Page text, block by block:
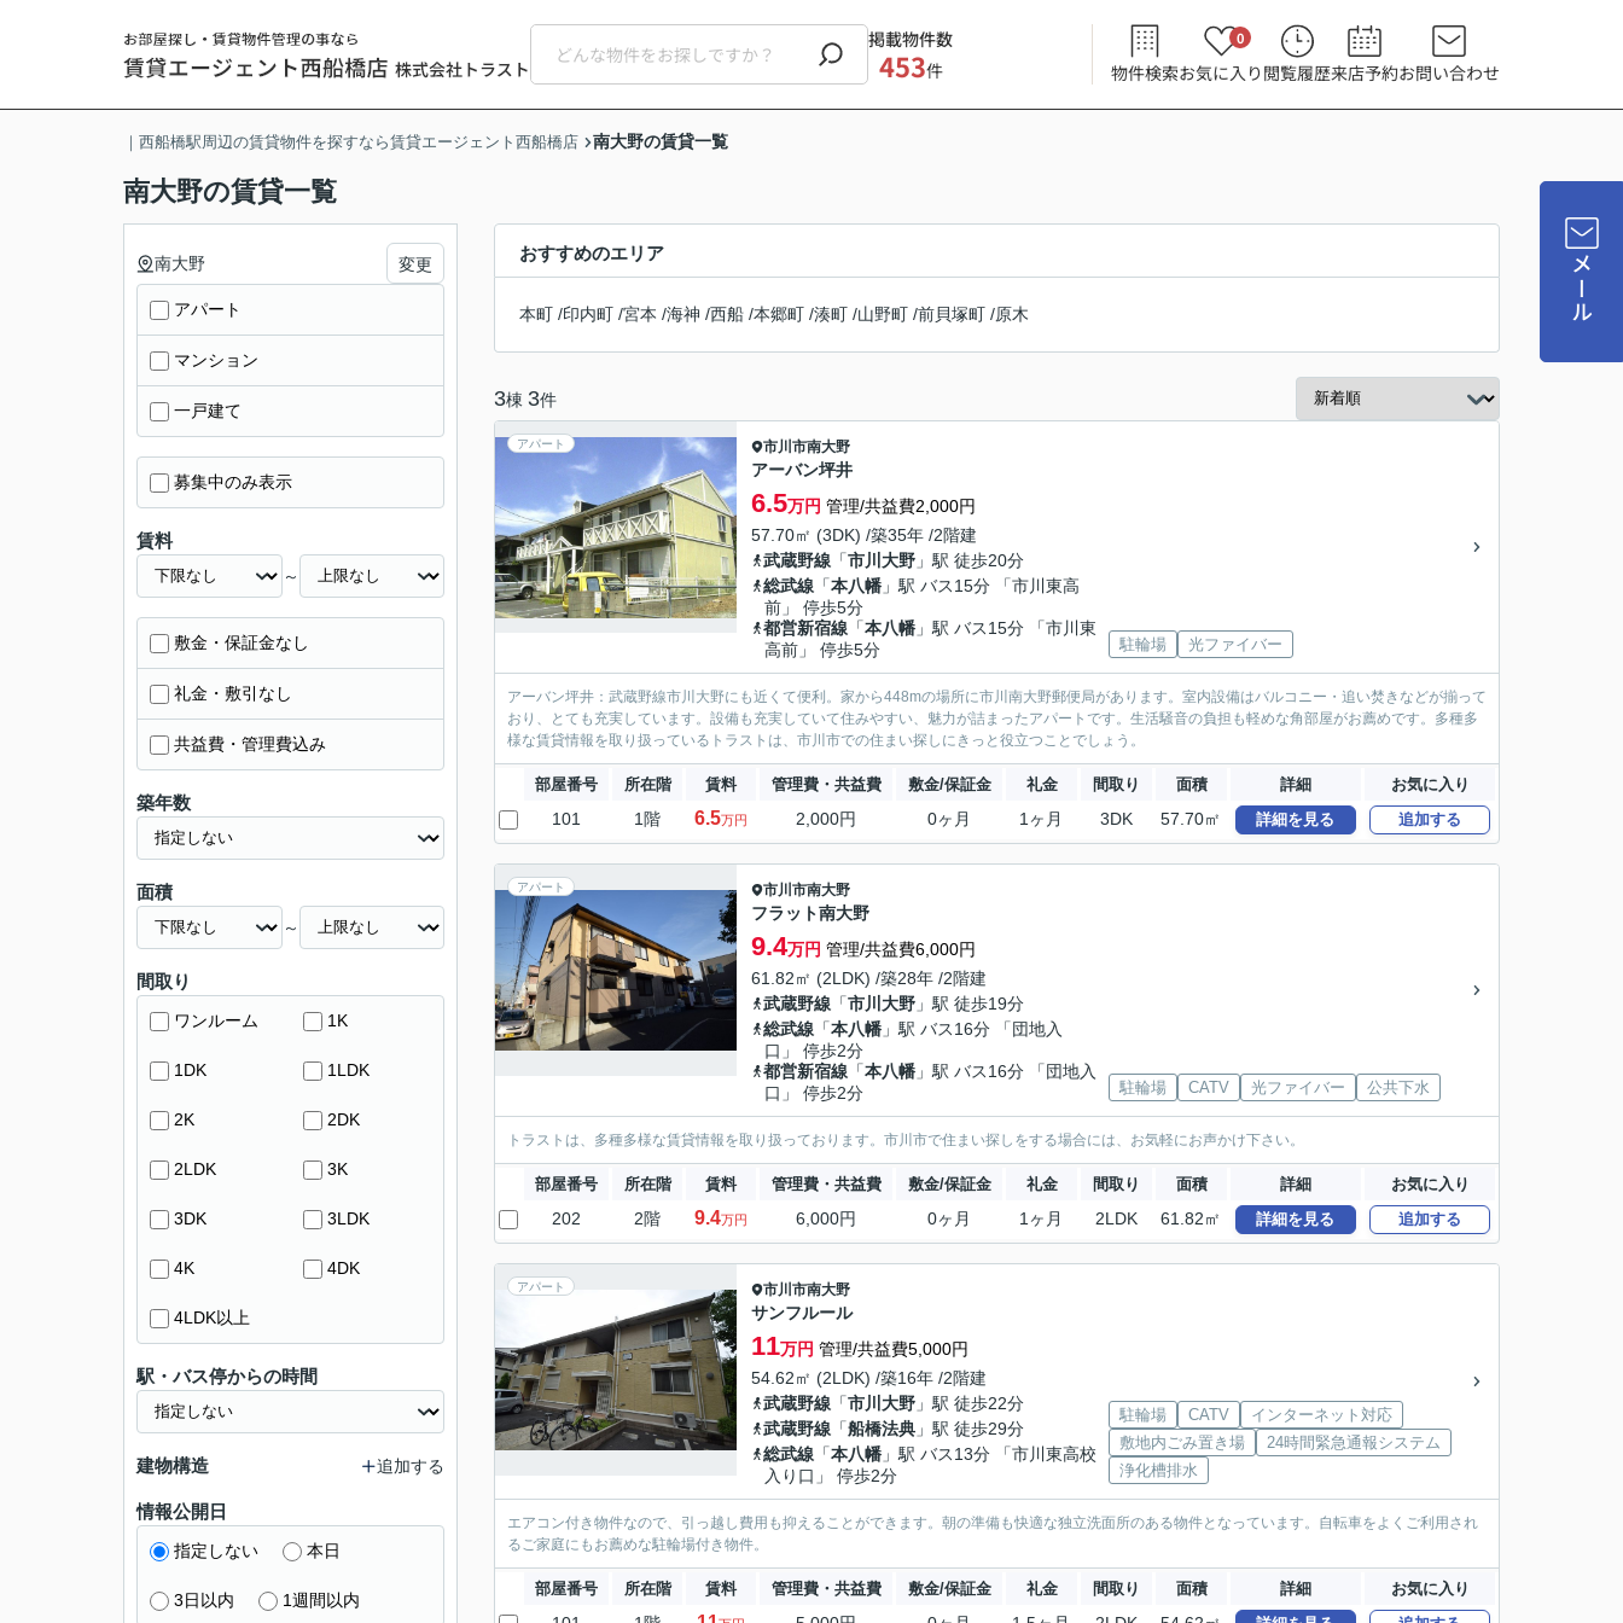
掲載物件数
453件 物件検索お気に入り
0
閲覧履歴来店予約お問い合わせ
メール
｜西船橋駅周辺の賃貸物件を探すなら賃貸エージェント西船橋店 南大野の賃貸一覧
南大野の賃貸一覧
おすすめのエリア
本町 /印内町 /宮本 /海神 /西船 /本郷町 /湊町 /山野町 /前貝塚町 /原木
3棟 3件
アパート 市川市南大野
アーバン坪井
6.5万円 管理/共益費2,000円
57.70㎡ (3DK) /築35年 /2階建
武蔵野線 「市川大野 」駅 徒歩20分
総武線 「本八幡 」駅 バス15分 「市川東高
前」 停歩5分
都営新宿線 「本八幡 」駅 バス15分 「市川東
高前」 停歩5分
駐輪場 光ファイバー
アーバン坪井：武蔵野線市川大野にも近くて便利。家から448mの場所に市川南大野郵便局があります。室内設備はバルコニー・追い焚きなどが揃って
おり、とても充実しています。設備も充実していて住みやすい、魅力が詰まったアパートです。生活騒音の負担も軽めな角部屋がお薦めです。多種多
様な賃貸情報を取り扱っているトラストは、市川市での住まい探しにきっと役立つことでしょう。
部屋番号 所在階 賃料 管理費・共益費 敷金/保証金 礼金 間取り 面積 詳細 お気に入り
101 1階 6.5万円 2,000円 0ヶ月 1ヶ月 3DK 57.70㎡ 詳細を見る 追加する
アパート 市川市南大野
フラット南大野
9.4万円 管理/共益費6,000円
61.82㎡ (2LDK) /築28年 /2階建
武蔵野線 「市川大野 」駅 徒歩19分
総武線 「本八幡 」駅 バス16分 「団地入
口」 停歩2分
都営新宿線 「本八幡 」駅 バス16分 「団地入
口」 停歩2分
駐輪場 CATV 光ファイバー 公共下水
トラストは、多種多様な賃貸情報を取り扱っております。市川市で住まい探しをする場合には、お気軽にお声かけ下さい。
部屋番号 所在階 賃料 管理費・共益費 敷金/保証金 礼金 間取り 面積 詳細 お気に入り
202 2階 9.4万円 6,000円 0ヶ月 1ヶ月 2LDK 61.82㎡ 詳細を見る 追加する
アパート 市川市南大野
サンフルール
11万円 管理/共益費5,000円
54.62㎡ (2LDK) /築16年 /2階建
武蔵野線 「市川大野 」駅 徒歩22分
武蔵野線 「船橋法典 」駅 徒歩29分
総武線 「本八幡 」駅 バス13分 「市川東高校
入り口」 停歩2分
駐輪場 CATV
インターネット対応
敷地内ごみ置き場
24時間緊急通報システム
浄化槽排水
エアコン付き物件なので、引っ越し費用も抑えることができます。朝の準備も快適な独立洗面所のある物件となっています。自転車をよくご利用され
るご家庭にもお薦めな駐輪場付き物件。
部屋番号 所在階 賃料 管理費・共益費 敷金/保証金 礼金 間取り 面積 詳細 お気に入り
南大野 変更
アパート
マンション
一戸建て
募集中のみ表示
賃料
～
敷金・保証金なし
礼金・敷引なし
共益費・管理費込み
築年数
面積
～
間取り
ワンルーム 1K
1DK 1LDK
2K 2DK
2LDK 3K
3DK 3LDK
4K 4DK
4LDK以上
駅・バス停からの時間
建物構造 追加する
情報公開日
指定しない 本日
3日以内 1週間以内